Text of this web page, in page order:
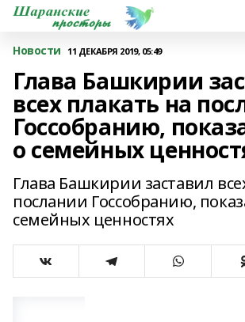
Новости 11 ДЕКАБРЯ 2019, 05:49
Глава Башкирии
всех плакать на
Госсобранию,
о семейных
Глава Башкирии заставил
послании Госсобранию,
семейных ценностях